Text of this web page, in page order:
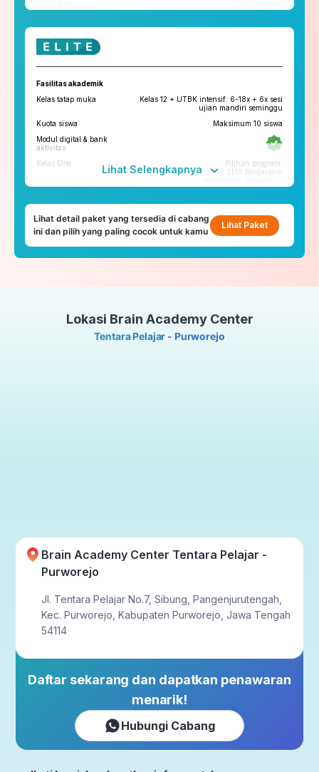
Konseling dan Kelas
Tryout
Tryout Basic & Premium
23x setahun
Fasilitas akademik
Kelas tatap muka
Kelas 12 + UTBK intensif: 6-18x + 6x sesi
ujian mandiri seminggu
Kuota siswa
Maksimum 10 siswa
Modul digital & bank
aktivitas
Kelas Elite
Pilihan program:
12 SMA Bergaransi
ruangbelajar
roboguru
Kelas Pengembangan Diri
Tatap Muka
Lihat Selengkapnya
Lihat detail paket yang tersedia di cabang
ini dan pilih yang paling cocok untuk kamu
Lihat Paket
Lokasi Brain Academy Center
Tentara Pelajar - Purworejo
Brain Academy Center Tentara Pelajar -
Purworejo
Jl. Tentara Pelajar No.7, Sibung, Pangenjurutengah,
Kec. Purworejo, Kabupaten Purworejo, Jawa Tengah
54114
Daftar sekarang dan dapatkan penawaran
menarik!
Hubungi Cabang